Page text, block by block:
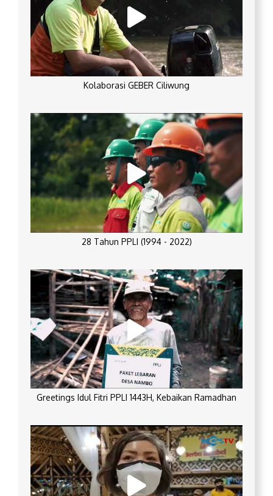
Kolaborasi GEBER Ciliwung
28 Tahun PPLI (1994 - 2022)
Greetings Idul Fitri PPLI 1443H, Kebaikan Ramadhan